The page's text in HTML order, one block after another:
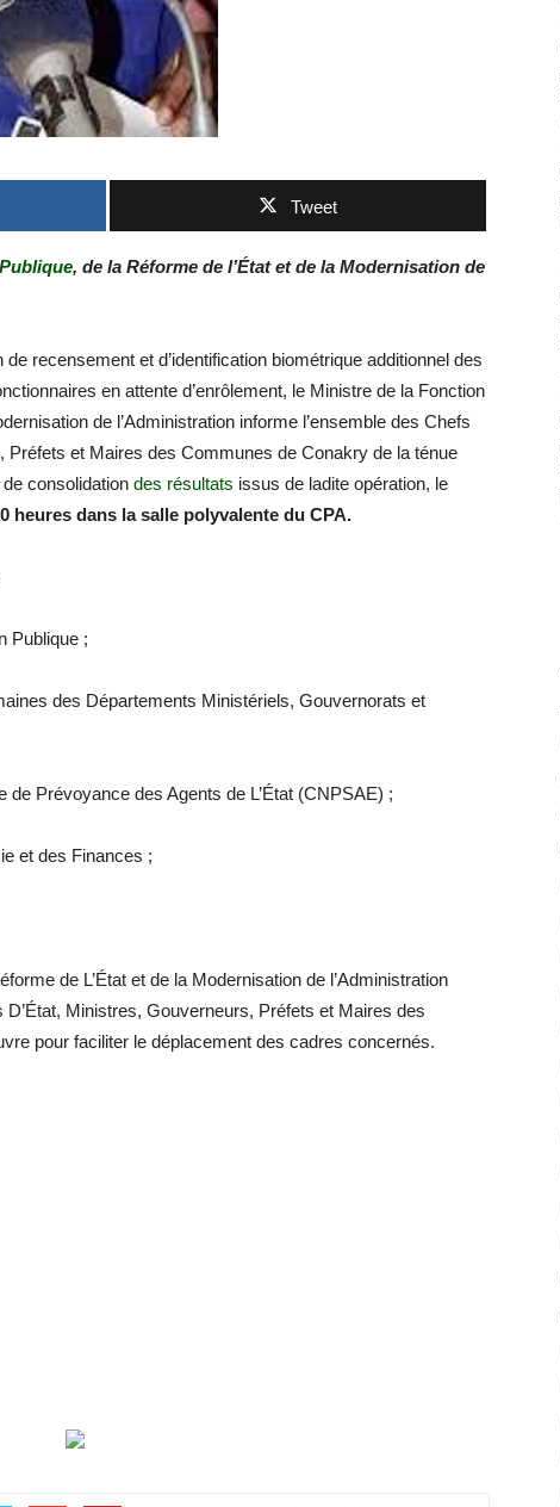
Tweet
Publique, de la Réforme de l’État et de la Modernisation de
recensement et d’identification biométrique additionnel des
en attente d’enrôlement, le Ministre de la Fonction
de l’Administration informe l’ensemble des Chefs
et Maires des Communes de Conakry de la ténue
de consolidation des résultats issus de ladite opération, le
heures dans la salle polyvalente du CPA.
Publique ;
des Départements Ministériels, Gouvernorats et
Prévoyance des Agents de L’État (CNPSAE) ;
et des Finances ;
de L’État et de la Modernisation de l’Administration
Ministres, Gouverneurs, Préfets et Maires des
pour faciliter le déplacement des cadres concernés.